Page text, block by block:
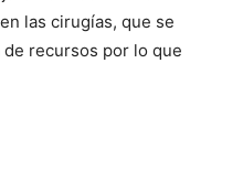
las cirugías, que se
recursos por lo que